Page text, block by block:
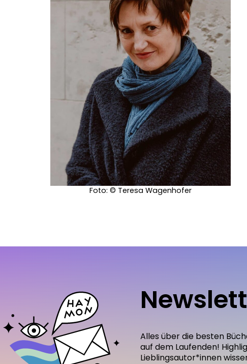
Foto: © Teresa Wagenhofer
Alles über die besten
auf dem Laufenden!
Lieblingsautor*innen